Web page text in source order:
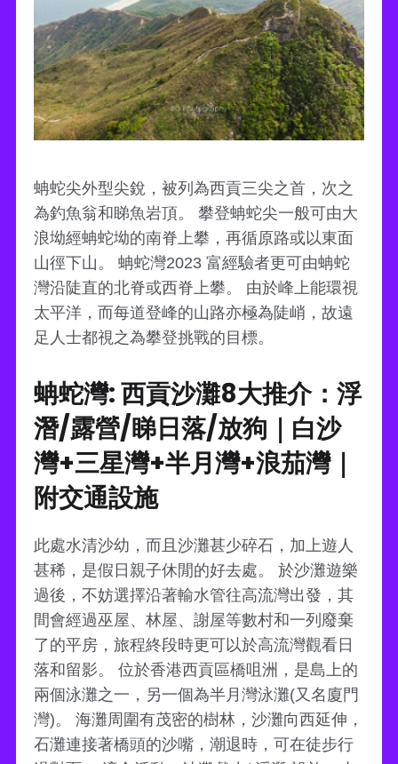
蚺蛇尖外型尖銳，被列為西貢三尖之首，次之
為釣魚翁和睇魚岩頂。 攀登蚺蛇尖一般可由大
浪坳經蚺蛇坳的南脊上攀，再循原路或以東面
山徑下山。 蚺蛇灣2023 富經驗者更可由蚺蛇
灣沿陡直的北脊或西脊上攀。 由於峰上能環視
太平洋，而每道登峰的山路亦極為陡峭，故遠
足人士都視之為攀登挑戰的目標。
蚺蛇灣: 西貢沙灘8大推介：浮
潛/露營/睇日落/放狗｜白沙
灣+三星灣+半月灣+浪茄灣｜
附交通設施
此處水清沙幼，而且沙灘甚少碎石，加上遊人
甚稀，是假日親子休閒的好去處。 於沙灘遊樂
過後，不妨選擇沿著輸水管往高流灣出發，其
間會經過巫屋、林屋、謝屋等數村和一列廢棄
了的平房，旅程終段時更可以於高流灣觀看日
落和留影。 位於香港西貢區橋咀洲，是島上的
兩個泳灘之一，另一個為半月灣泳灘(又名廈門
灣)。 海灘周圍有茂密的樹林，沙灘向西延伸，
石灘連接著橋頭的沙嘴，潮退時，可在徒步行